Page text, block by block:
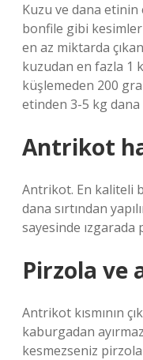
Kuzu ve dana
bonfile gibi
en az miktarda
kuzudan en fazla 1
küşlemeden 200
etinden 3-5 kg
Antrikot
Antrikot. En kaliteli
dana sırtından
sayesinde
Pirzola ve
Antrikot kısmının
kaburgadan
kesmezseniz